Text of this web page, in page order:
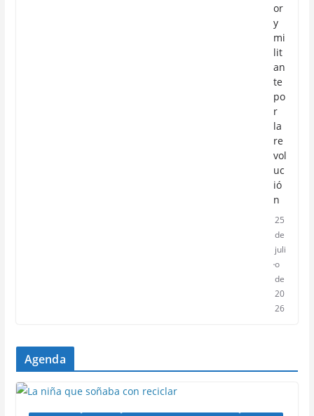
or
y
mi
lit
an
te
po
r
la
re
vol
uc
ió
n
25
de
juli
o
de
20
26
Agenda